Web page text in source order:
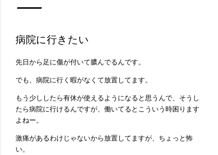
病院に行きたい
先日から足に傷が付いて膿んでるんです。
でも、病院に行く暇がなくて放置してます。
もう少ししたら有休が使えるようになると思うんで、そうし
たら病院に行けるんですが、働いてるとこういう時困ります
よねー。
激痛があるわけじゃないから放置してますが、ちょっと怖
い。